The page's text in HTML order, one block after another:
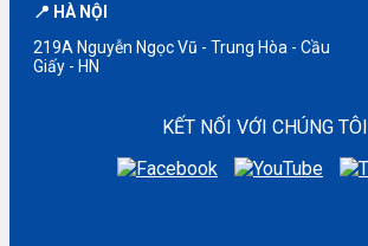
📍 HÀ NỘI
219A Nguyễn Ngọc Vũ - Trung Hòa - Cầu
Giấy - HN
KẾT NỐI VỚI CHÚNG TÔI